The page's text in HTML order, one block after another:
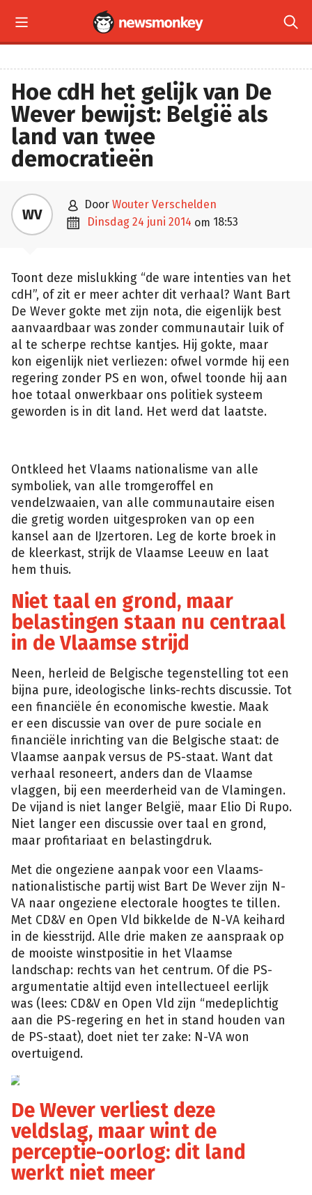
 
Hoe cdH het gelijk van De
Wever bewijst: België als
land van twee
democratieën
WV  door Wouter Verschelden
 dinsdag 24 juni 2014 om 18:53
Toont deze mislukking “de ware intenties van het
cdH”, of zit er meer achter dit verhaal? Want Bart
De Wever gokte met zijn nota, die eigenlijk best
aanvaardbaar was zonder communautair luik of
al te scherpe rechtse kantjes. Hij gokte, maar
kon eigenlijk niet verliezen: ofwel vormde hij een
regering zonder PS en won, ofwel toonde hij aan
hoe totaal onwerkbaar ons politiek systeem
geworden is in dit land. Het werd dat laatste.
Ontkleed het Vlaams nationalisme van alle
symboliek, van alle tromgeroffel en
vendelzwaaien, van alle communautaire eisen
die gretig worden uitgesproken van op een
kansel aan de IJzertoren. Leg de korte broek in
de kleerkast, strijk de Vlaamse Leeuw en laat
hem thuis.
Niet taal en grond, maar
belastingen staan nu centraal
in de Vlaamse strijd
Neen, herleid de Belgische tegenstelling tot een
bijna pure, ideologische links-rechts discussie. Tot
een financiële én economische kwestie. Maak
er een discussie van over de pure sociale en
financiële inrichting van die Belgische staat: de
Vlaamse aanpak versus de PS-staat. Want dat
verhaal resoneert, anders dan de Vlaamse
vlaggen, bij een meerderheid van de Vlamingen.
De vijand is niet langer België, maar Elio Di Rupo.
Niet langer een discussie over taal en grond,
maar profitariaat en belastingdruk.
Met die ongeziene aanpak voor een Vlaams-
nationalistische partij wist Bart De Wever zijn N-
VA naar ongeziene electorale hoogtes te tillen.
Met CD&V en Open Vld bikkelde de N-VA keihard
in de kiesstrijd. Alle drie maken ze aanspraak op
de mooiste winstpositie in het Vlaamse
landschap: rechts van het centrum. Of die PS-
argumentatie altijd even intellectueel eerlijk
was (lees: CD&V en Open Vld zijn “medeplichtig
aan die PS-regering en het in stand houden van
de PS-staat), doet niet ter zake: N-VA won
overtuigend.
epa
De Wever verliest deze
veldslag, maar wint de
perceptie-oorlog: dit land
werkt niet meer